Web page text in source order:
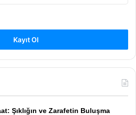
Kayıt Ol
Şıklığın ve Zarafetin Buluşma